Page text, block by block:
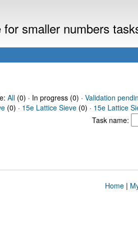
smaller numbers
All(0) · In progress (0) · Validation
(0) · 15e Lattice Sieve (0) · 15e Lattice
Task name:
Home|